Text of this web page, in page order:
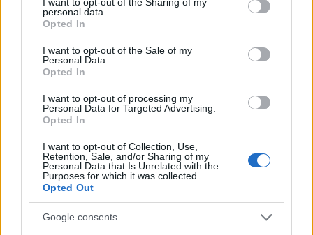
grant or deny consent to Google and its third-party tags to
use your data for below specified purposes in below Google
consent section.
personal data.
Opted In
I want to opt-out of the Sale of my
Personal Data.
Opted In
I want to opt-out of processing my
Personal Data for Targeted Advertising.
Opted In
I want to opt-out of Collection, Use,
Retention, Sale, and/or Sharing of my
Personal Data that Is Unrelated with the
Purposes for which it was collected.
Opted Out
Google consents
κάθε περίπτωση, όπως επισημαίνουν αρμόδιες
σε υλικό που αφενός μπορεί να αξιοποιηθεί
άμεσα από την διυπουργική επιτροπή που θα
συσταθεί μέσα στο καλοκαίρι και αφετέρου από
την αγορά με επενδυτές να εκδηλώνουν
ενδιαφέρον, ξεχωρίζοντας τόσο τις βιομηχανίες
όσο και την ναυτιλία.
Διαβάστε ακόμα -
ευθεία το roadmap για τα πυρηνικά στην
Ελλάδα